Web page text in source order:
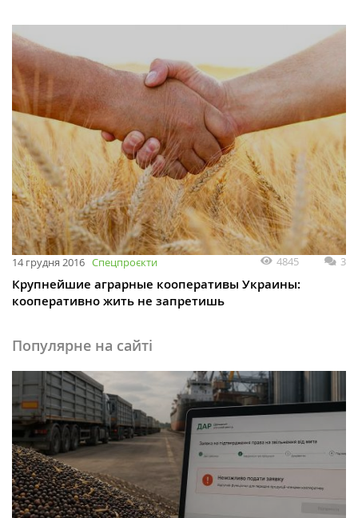
14 грудня 2016 Спецпроєкти 4845 3
Крупнейшие аграрные кооперативы Украины:
кооперативно жить не запретишь
Популярне на сайті